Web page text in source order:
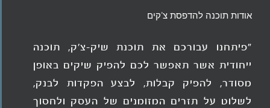
אודות תוכנה להדפסת צ'קים
"פיתחנו עבורכם את תוכנת שיק-צ'ק, תוכנה
ייחודית אשר תאפשר לכם להפיק שיקים באופן
מסודר, להפיק קבלות, לבצע הפקדות לבנק,
לשלוט על תזרים המזומנים של העסק ולחסוך